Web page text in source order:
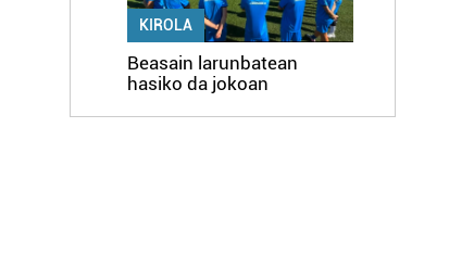
KIROLA
Beasain larunbatean
hasiko da jokoan